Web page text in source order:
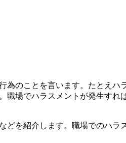
のことを言います。たとえ
場でハラスメントが発生す
を紹介します。職場でのハ